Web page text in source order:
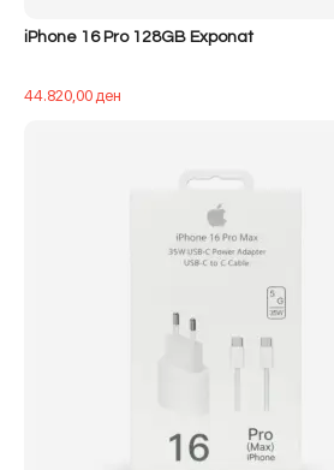
iPhone 16 Pro 128GB Exponat
44.820,00ден